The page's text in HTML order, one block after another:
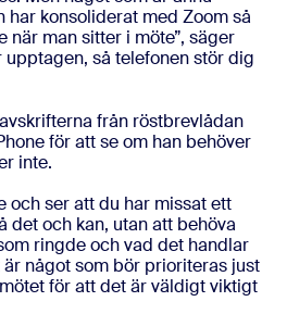
har konsoliderat med Zoom så
när man sitter i möte”, säger
upptagen, så telefonen stör dig
från röstbrevlådan
för att se om han behöver
inte.
och ser att du har missat ett
det och kan, utan att behöva
ringde och vad det handlar
något som bör prioriteras just
för att det är väldigt viktigt